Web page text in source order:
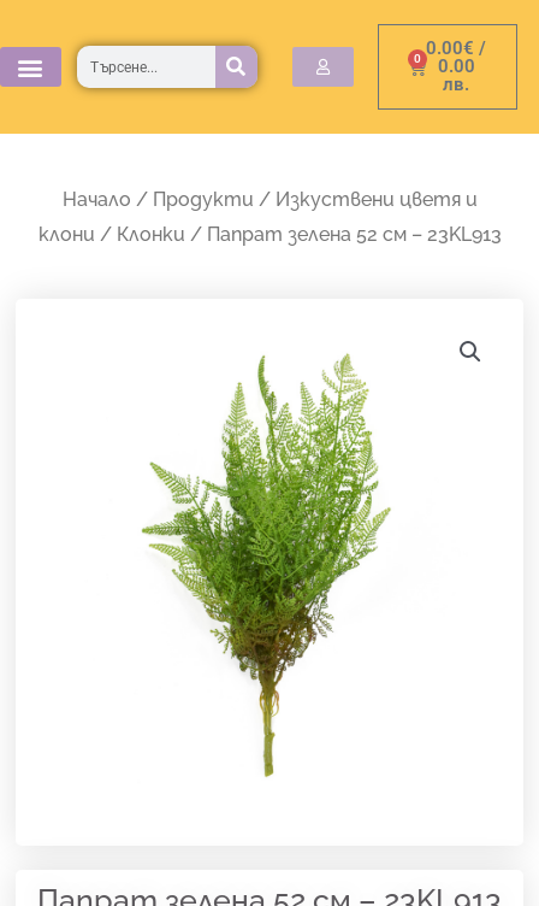
to
content
0.00€ /
0.00
лв.
0
Cart
Търсене
Начало / Продукти / Изкуствени цветя и
клони / Клонки / Папрат зелена 52 см – 23KL913